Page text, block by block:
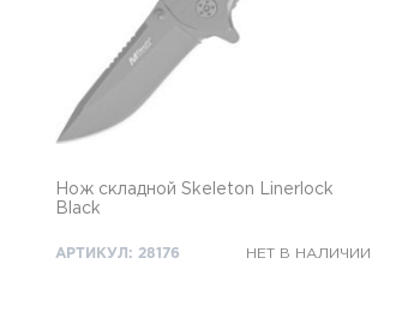
Нож складной Skeleton Linerlock
Black
АРТИКУЛ: 28176 НЕТ В НАЛИЧИИ